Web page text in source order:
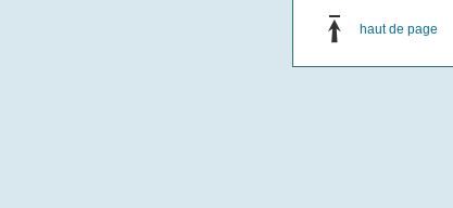
haut de page